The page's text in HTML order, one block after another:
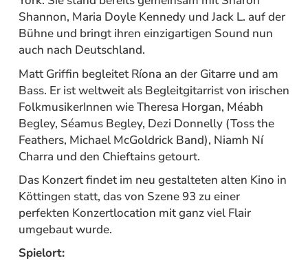
Shannon, Maria Doyle Kennedy und Jack L. auf der
Bühne und bringt ihren einzigartigen Sound nun
auch nach Deutschland.
Matt Griffin begleitet Ríona an der Gitarre und am
Bass. Er ist weltweit als Begleitgitarrist von irischen
FolkmusikerInnen wie Theresa Horgan, Méabh
Begley, Séamus Begley, Dezi Donnelly (Toss the
Feathers, Michael McGoldrick Band), Niamh Ní
Charra und den Chieftains getourt.
Das Konzert findet im neu gestalteten alten Kino in
Köttingen statt, das von Szene 93 zu einer
perfekten Konzertlocation mit ganz viel Flair
umgebaut wurde.
Spielort: